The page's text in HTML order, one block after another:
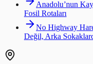
Anadolu’nun
Fosil Rotaları
No Highway
Değil, Arka